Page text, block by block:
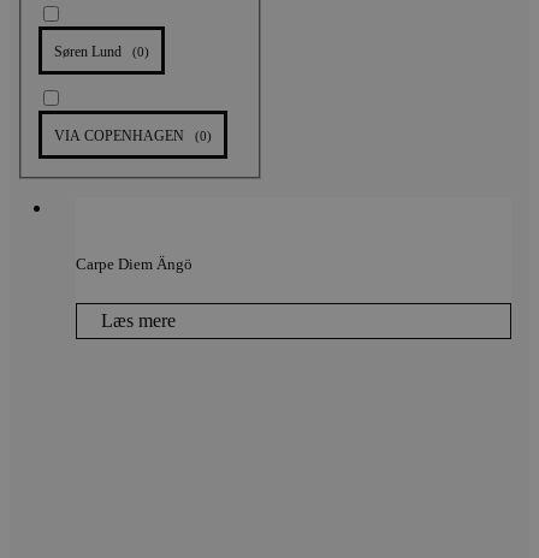
Søren Lund (0)
VIA COPENHAGEN (0)
Carpe Diem Ängö
Læs mere